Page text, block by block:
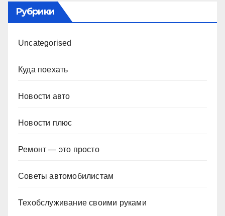
Рубрики
Uncategorised
Куда поехать
Новости авто
Новости плюс
Ремонт — это просто
Советы автомобилистам
Техобслуживание своими руками